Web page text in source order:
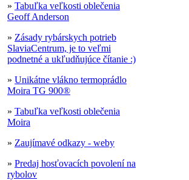
» Tabuľka veľkosti oblečenia
Geoff Anderson
» Zásady rybárskych potrieb
SlaviaCentrum, je to veľmi
podnetné a ukľudňujúce čítanie :)
» Unikátne vlákno termoprádlo
Moira TG 900®
» Tabuľka veľkosti oblečenia
Moira
» Zaujímavé odkazy - weby
» Predaj hosťovacích povolení na
rybolov